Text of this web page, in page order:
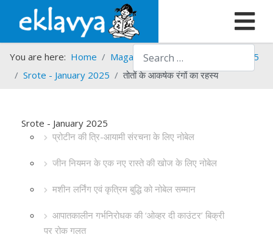
Search
You are here: Home Magazines Srote
Srote - 2025
Srote - January 2025
तोतों के आकर्षक रंगों का रहस्य
Srote - January 2025
प्रोटीन की त्रि-आयामी संरचना के लिए नोबेल
जीन नियमन के एक नए रास्ते की खोज के लिए नोबेल
मशीन लर्निंग एवं कृत्रिम बुद्धि को नोबेल सम्मान
आपातकालीन गर्भनिरोधक की ‘ओव्हर दी काउंटर’ बिक्री
पर रोक गलत